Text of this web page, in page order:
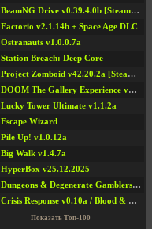
BeamNG Drive v0.39.4.0b [Steam Early Access]
Factorio v2.1.14b + Space Age DLC
Ostranauts v1.0.0.7a
Station Breach: Deep Core
Project Zomboid v42.20.2a [Steam Early Access]
DOOM The Gallery Experience v1.4.2
Lucky Tower Ultimate v1.1.2a
Escape Wizard
Pile Up! v1.0.12a
Big Walk v1.4.7a
HyperBox v25.12.2025
Dungeons & Degenerate Gamblers v2.0.2a
Crisis Response v0.10a / Blood & Bullet
Показать Топ-100